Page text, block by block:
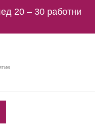
20 – 30 работни